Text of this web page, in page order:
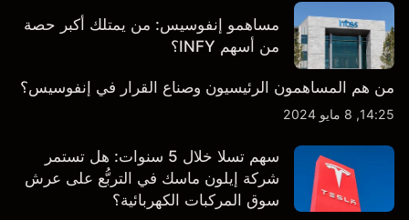
مساهمو إنفوسيس: من يمتلك أكبر حصة
من أسهم INFY؟
من هم المساهمون الرئيسيون وصناع القرار في إنفوسيس؟
14:25, 8 مايو 2024
سهم تسلا خلال 5 سنوات: هل تستمر
شركة إيلون ماسك في التربُّع على عرش
سوق المركبات الكهربائية؟